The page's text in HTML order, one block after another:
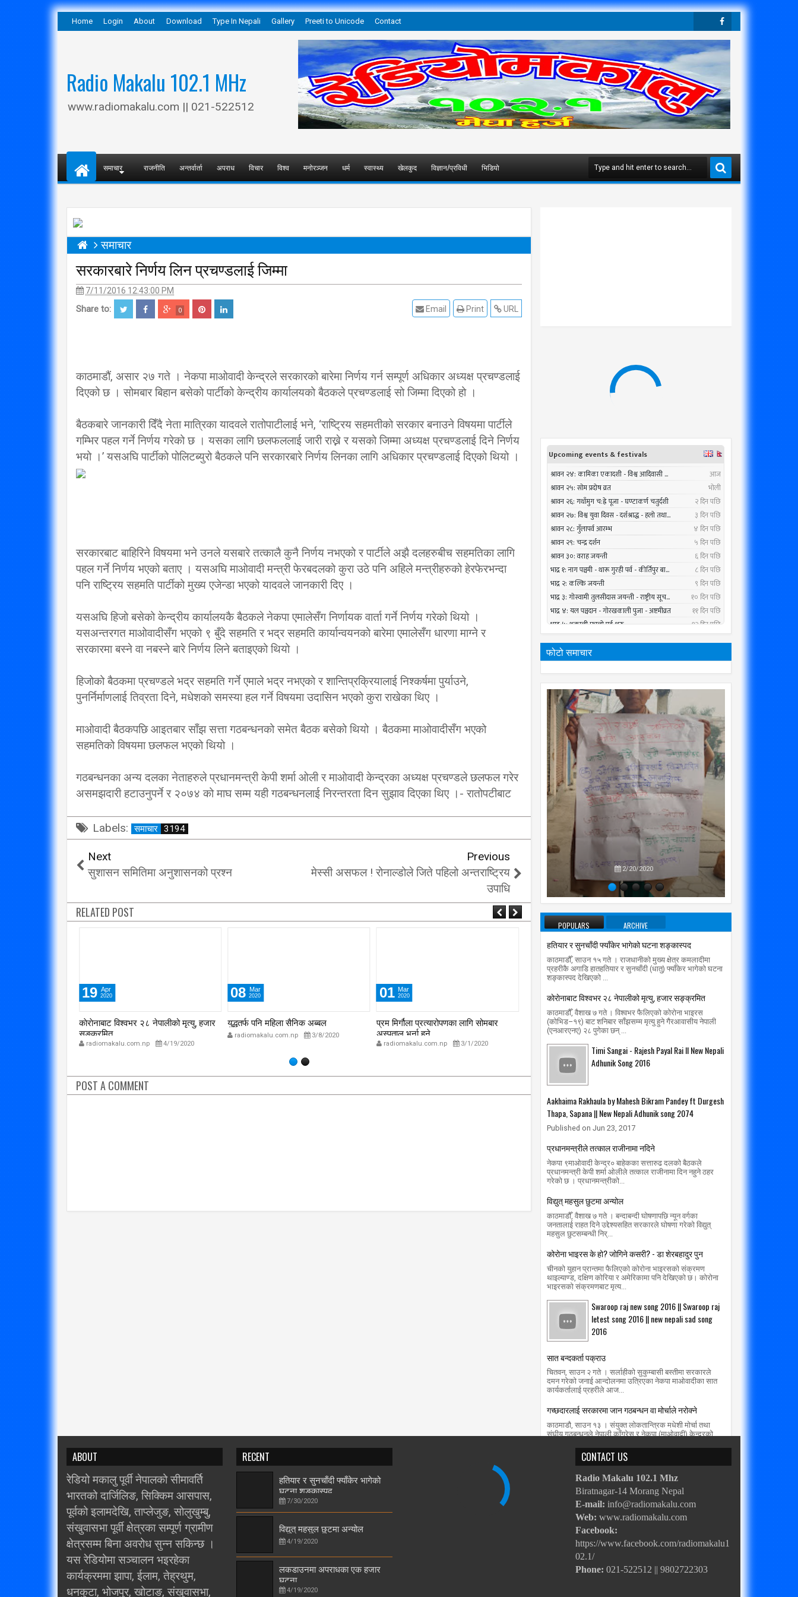
Home Login About Download Type In Nepali Gallery Preeti to Unicode Contact
Face
K
Twit
Radio Makalu 102.1 MHz
www.radiomakalu.com || 021-522512
समाचार राजनीति अन्तर्वार्ता अपराध विचार विश्व मनोरञ्जन धर्म स्वास्थ्य खेलकुद विज्ञान/प्रविधी भिडियो
समाचार
सरकारबारे निर्णय लिन प्रचण्डलाई जिम्मा
7/11/2016 12:43:00 PM
Share to: 0 URL
Print
Email
काठमाडौं, असार २७ गते । नेकपा माओवादी केन्द्रले सरकारको बारेमा निर्णय गर्न सम्पूर्ण अधिकार अध्यक्ष प्रचण्डलाई
दिएको छ । सोमबार बिहान बसेको पार्टीको केन्द्रीय कार्यालयको बैठकले प्रचण्डलाई सो जिम्मा दिएको हो ।
बैठकबारे जानकारी दिँदै नेता मात्रिका यादवले रातोपाटीलाई भने, ‘राष्ट्रिय सहमतीको सरकार बनाउने विषयमा पार्टीले
गम्भिर पहल गर्ने निर्णय गरेको छ । यसका लागि छलफललाई जारी राख्ने र यसको जिम्मा अध्यक्ष प्रचण्डलाई दिने निर्णय
भयो ।’ यसअघि पार्टीको पोलिटब्युरो बैठकले पनि सरकारबारे निर्णय लिनका लागि अधिकार प्रचण्डलाई दिएको थियो ।
सरकारबाट बाहिरिने विषयमा भने उनले यसबारे तत्कालै कुनै निर्णय नभएको र पार्टीले अझै दलहरुबीच सहमतिका लागि
पहल गर्ने निर्णय भएको बताए । यसअघि माओवादी मन्त्री फेरबदलको कुरा उठे पनि अहिले मन्त्रीहरुको हेरफेरभन्दा
पनि राष्ट्रिय सहमति पार्टीको मुख्य एजेन्डा भएको यादवले जानकारी दिए ।
यसअघि हिजो बसेको केन्द्रीय कार्यालयकै बैठकले नेकपा एमालेसँग निर्णायक वार्ता गर्ने निर्णय गरेको थियो ।
यसअन्तरगत माओवादीसँग भएको ९ बुँदे सहमति र भद्र सहमति कार्यान्वयनको बारेमा एमालेसँग धारणा माग्ने र
सरकारमा बस्ने वा नबस्ने बारे निर्णय लिने बताइएको थियो ।
हिजोको बैठकमा प्रचण्डले भद्र सहमति गर्ने एमाले भद्र नभएको र शान्तिप्रक्रियालाई निश्कर्षमा पुर्याउने,
पुनर्निर्माणलाई तिव्रता दिने, मधेशको समस्या हल गर्ने विषयमा उदासिन भएको कुरा राखेका थिए ।
माओवादी बैठकपछि आइतबार साँझ सत्ता गठबन्धनको समेत बैठक बसेको थियो । बैठकमा माओवादीसँग भएको
सहमतिको विषयमा छलफल भएको थियो ।
गठबन्धनका अन्य दलका नेताहरुले प्रधानमन्त्री केपी शर्मा ओली र माओवादी केन्द्रका अध्यक्ष प्रचण्डले छलफल गरेर
असमझदारी हटाउनुपर्ने र २०७४ को माघ सम्म यही गठबन्धनलाई निरन्तरता दिन सुझाव दिएका थिए ।- रातोपटीबाट
Labels: समाचार 3194
Next
सुशासन समितिमा अनुशासनको प्रश्न
Previous
मेस्सी असफल ! रोनाल्डोले जिते पहिलो अन्तराष्ट्रिय
उपाधि
RELATED POST
19 Apr
2020
काेराेनाबाट विश्वभर २८ नेपालीको मृत्यु, हजार
सङ्क्रमित
radiomakalu.com.np 4/19/2020
08 Mar
2020
युद्धतर्फ पनि महिला सैनिक अब्बल
radiomakalu.com.np 3/8/2020
01 Mar
2020
प्रम मिर्गौला प्रत्यारोपणका लागि सोमबार
अस्पताल भर्ना हुने
radiomakalu.com.np 3/1/2020
2020
सार्वजनिक यातायात सेवा प्राधिकरण मातहतमा
radiomakalu.com.np 3/1/2020
30 2020
हतियार र सुनचाँदी फ्याँकेर भागेको घटना
POST A COMMENT
फोटो समाचार
विप्लव समूह संविधानको
दायराभित्र आएर हिँड्नुको
विकल्प छैन् : मुख्यमन्त्री राई
3/10/2018
सरकारलाई विप्लव चुनौति, के
‘कम्युनिस्टको खोल ओढेका
पुराना पार्टीहरु चक्रपथमा
जति घुमे पनि कहिँ पुग्दैनन्’
2/21/2018 2/20/2020
POPULARS ARCHIVE
हतियार र सुनचाँदी फ्याँकेर भागेको घटना शङ्कास्पद
काठमाडौँ, साउन १५ गते । राजधानीको मुख्य क्षेत्र कमलादीमा
प्रहरीकै अगाडि हातहतियार र सुनचाँदी (धातु) फ्याँकेर भागेको घटना
शङ्कास्पद देखिएको ...
काेराेनाबाट विश्वभर २८ नेपालीको मृत्यु, हजार सङ्क्रमित
काठमाडौँ, वैशाख ७ गते । विश्वभर फैलिएको कोरोना भाइरस
(कोभिड–१९) बाट शनिबार साँझसम्म मृत्यु हुने गैरआवासीय नेपाली
(एनआरएनए) २८ पुगेका छन् ...
Timi Sangai - Rajesh Payal Rai ll New Nepali
Adhunik Song 2016
Aakhaima Rakhaula by Mahesh Bikram Pandey ft Durgesh
Thapa, Sapana || New Nepali Adhunik song 2074
Published on Jun 23, 2017
प्रधानमन्त्रीले तत्काल राजीनामा नदिने
नेकपा ९माओवादी केन्द्र० बाहेकका सत्तारुढ दलको बैठकले
प्रधानमन्त्री केपी शर्मा ओलीले तत्काल राजीनामा दिन नहुने ठहर
गरेको छ । प्रधानमन्त्रीको...
विद्युत् महसुल छुटमा अन्योल
काठमाडौँ, वैशाख ७ गते । बन्दाबन्दी घोषणापछि न्यून वर्गका
जनतालाई राहत दिने उद्देश्यसहित सरकारले घोषणा गरेको विद्युत्
महसुल छुटसम्बन्धी निर्...
कोरोना भाइरस के हो? जोगिने कसरी? - डा शेरबहादुर पुन
चीनको युहान प्रान्तमा फैलिएको कोरोना भाइरसको संक्रमण
थाइल्याण्ड, दक्षिण कोरिया र अमेरिकामा पनि देखिएको छ। कोरोना
भाइरसको संक्रमणबाट मृत्य...
Swaroop raj new song 2016 || Swaroop raj
letest song 2016 || new nepali sad song
2016
सात बन्दकर्ता पक्राउ
चितवन, साउन २ गते । सर्लाहीको सुकुम्बासी बस्तीमा सरकारले
दमन गरेको जनाई आन्दोलनमा उत्रिएका नेकपा माओवादीका सात
कार्यकर्तालाई प्रहरीले आज...
गच्छदारलाई सरकारमा जान गठबन्धन वा मोर्चाले नरोक्ने
काठमाडौ, साउन १३ । संयुक्त लोकतान्त्रिक मधेशी मोर्चा तथा
संघीय गठबन्धनले नेपाली काँग्रेस र नेकपा (माओवादी) केन्द्रको
ABOUT
रेडियो मकालु पूर्वी नेपालको सीमावर्ति
भारतको दार्जिलिङ, सिक्किम आसपास,
पूर्वको इलामदेखि, ताप्लेजुङ, सोलुखुम्बु,
संखुवासभा पूर्वी क्षेत्रका सम्पूर्ण ग्रामीण
क्षेत्रसम्म बिना अवरोध सुन्न सकिन्छ ।
यस रेडियोमा सञ्चालन भइरहेका
कार्यक्रममा झापा, ईलाम, तेह्रथुम,
धनकुटा, भोजपुर, खोटाङ, संखुवासभा,
RECENT
हतियार र सुनचाँदी फ्याँकेर भागेको
घटना शङ्कास्पद
7/30/2020
विद्युत् महसुल छुटमा अन्योल
4/19/2020
लकडाउनमा अपराधका एक हजार
घटना
4/19/2020
CONTACT US
Radio Makalu 102.1 Mhz
Biratnagar-14 Morang Nepal
E-mail: info@radiomakalu.com
Web: www.radiomakalu.com
Facebook:
https://www.facebook.com/radiomakalu1
02.1/
Phone: 021-522512 || 9802722303